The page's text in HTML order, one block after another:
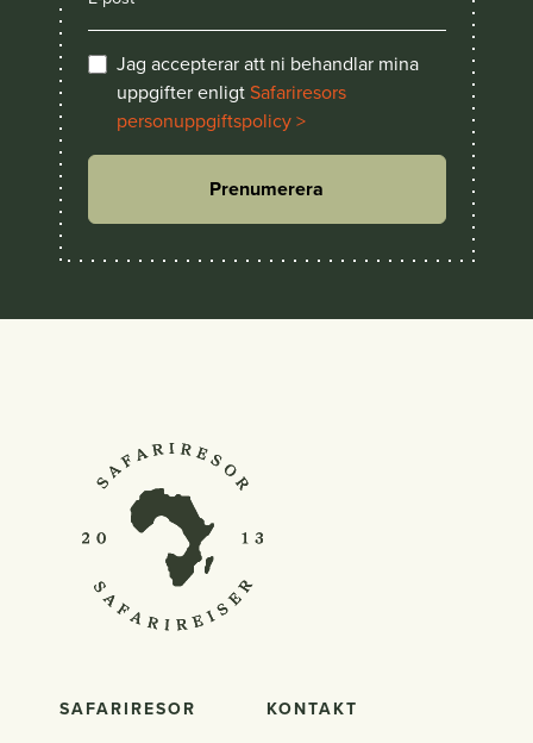
Jag accepterar att ni behandlar mina
uppgifter enligtSafariresors
personuppgiftspolicy >
Prenumerera
SAFARIRESOR KONTAKT